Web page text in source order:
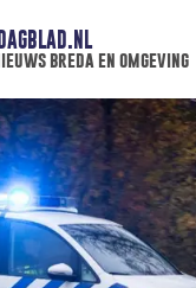
breda en omgeving